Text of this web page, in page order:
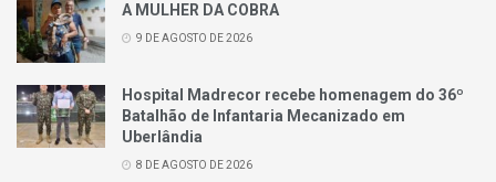
A MULHER DA COBRA
9 DE AGOSTO DE 2026
Hospital Madrecor recebe homenagem do 36º
Batalhão de Infantaria Mecanizado em
Uberlândia
8 DE AGOSTO DE 2026